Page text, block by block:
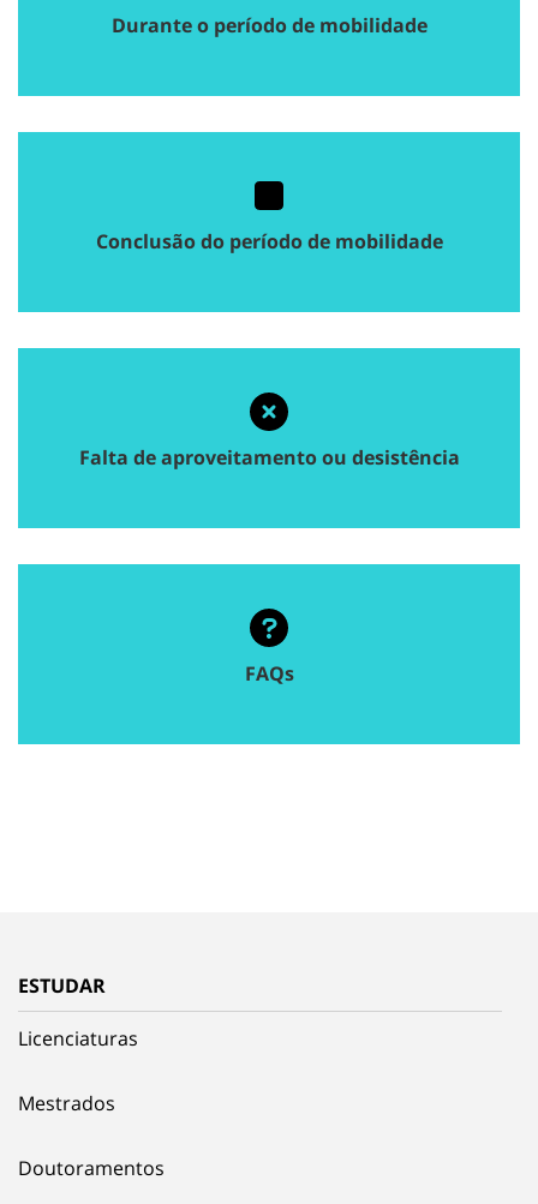
Durante o período de mobilidade
Conclusão do período de mobilidade
Falta de aproveitamento ou desistência
FAQs
ESTUDAR
Licenciaturas
Mestrados
Doutoramentos